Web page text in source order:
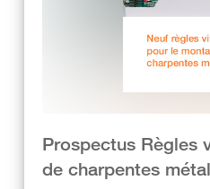
Prospectus Règles
de charpentes